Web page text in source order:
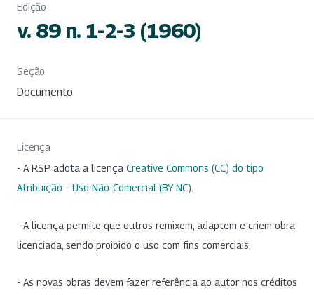
Edição
v. 89 n. 1-2-3 (1960)
Seção
Documento
Licença
- A RSP adota a licença Creative Commons (CC) do tipo
Atribuição – Uso Não-Comercial (BY-NC)
- A licença permite que outros remixem, adaptem e criem obra
licenciada, sendo proibido o uso com fins comerciais.
- As novas obras devem fazer referência ao autor nos créditos